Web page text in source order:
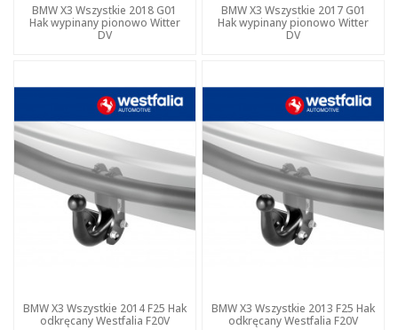
BMW X3 Wszystkie 2018 G01
Hak wypinany pionowo Witter
DV
BMW X3 Wszystkie 2017 G01
Hak wypinany pionowo Witter
DV
BMW X3 Wszystkie 2014 F25 Hak
odkręcany Westfalia F20V
BMW X3 Wszystkie 2013 F25 Hak
odkręcany Westfalia F20V